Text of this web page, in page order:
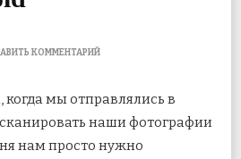
КОММЕНТАРИЙК
БЕСПЛАТНЫХ
CAMSCANNER
ДЛЯ
мы отправлялись в
наши фотографии
нам просто нужно